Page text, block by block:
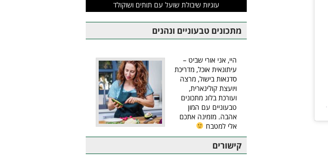
עוגיות שיבולת שועל עם תותים ושוקולד
מתכונים טבעוניים ונהנים
היי, אני אורי שביט –
עיתונאית אוכל, מדריכת
סדנאות בישול, מרצה
ויועצת קולינארית,
ועורכת בלוג מתכונים
טבעוניים עם המון
אהבה. מזמינה אתכם
אלי למטבח
קישורים